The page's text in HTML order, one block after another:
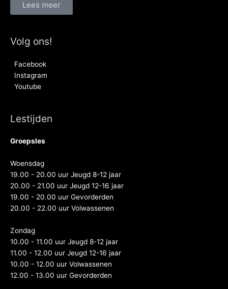
Lees meer
Volg ons!
Facebook
Instagram
Youtube
Lestijden
Groepsles
Woensdag
19.00 - 20.00 uur Jeugd 8-12 jaar
20.00 - 21.00 uur Jeugd 12-16 jaar
19.00 - 20.00 uur Gevorderden
20.00 - 22.00 uur Volwassenen
Zondag
10.00 - 11.00 uur Jeugd 8-12 jaar
11.00 - 12.00 uur Jeugd 12-16 jaar
10.00 - 12.00 uur Volwassenen
12.00 - 13.00 uur Gevorderden